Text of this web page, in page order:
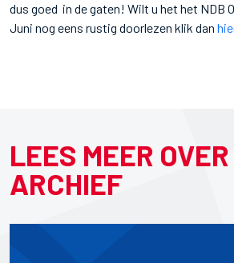
dus goed in de gaten! Wilt u het het NDB
Juni nog eens rustig doorlezen klik dan
LEES MEER OVER
ARCHIEF